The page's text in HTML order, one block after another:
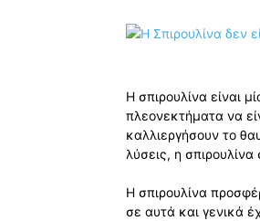
Η σπιρουλίνα είναι
πλεονεκτήματα να
καλλιεργήσουν το
λύσεις, η
Η σπιρουλίνα
σε αυτά και γενικά